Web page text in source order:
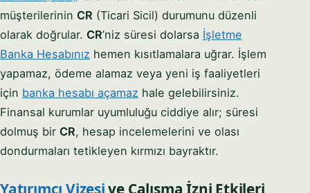
müşterilerinin CR (Ticari Sicil) durumunu düzenli
olarak doğrular. CR’niz süresi dolarsa İşletme
Banka Hesabınız hemen kısıtlamalara uğrar. İşlem
yapamaz, ödeme alamaz veya yeni iş faaliyetleri
için banka hesabı açamaz hale gelebilirsiniz.
Finansal kurumlar uyumluluğu ciddiye alır; süresi
dolmuş bir CR, hesap incelemelerini ve olası
dondurmaları tetikleyen kırmızı bayraktır.
Yatırımcı Vizesive Çalışma İzni Etkileri